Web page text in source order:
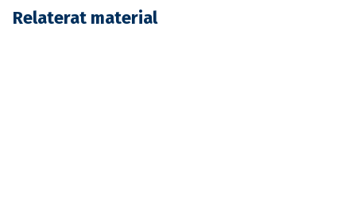
Relaterat material